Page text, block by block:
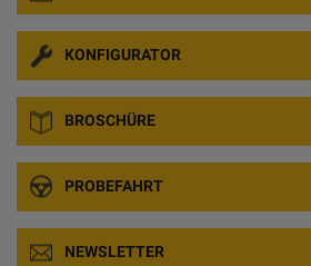
KONFIGURATOR
BROSCHÜRE
PROBEFAHRT
NEWSLETTER